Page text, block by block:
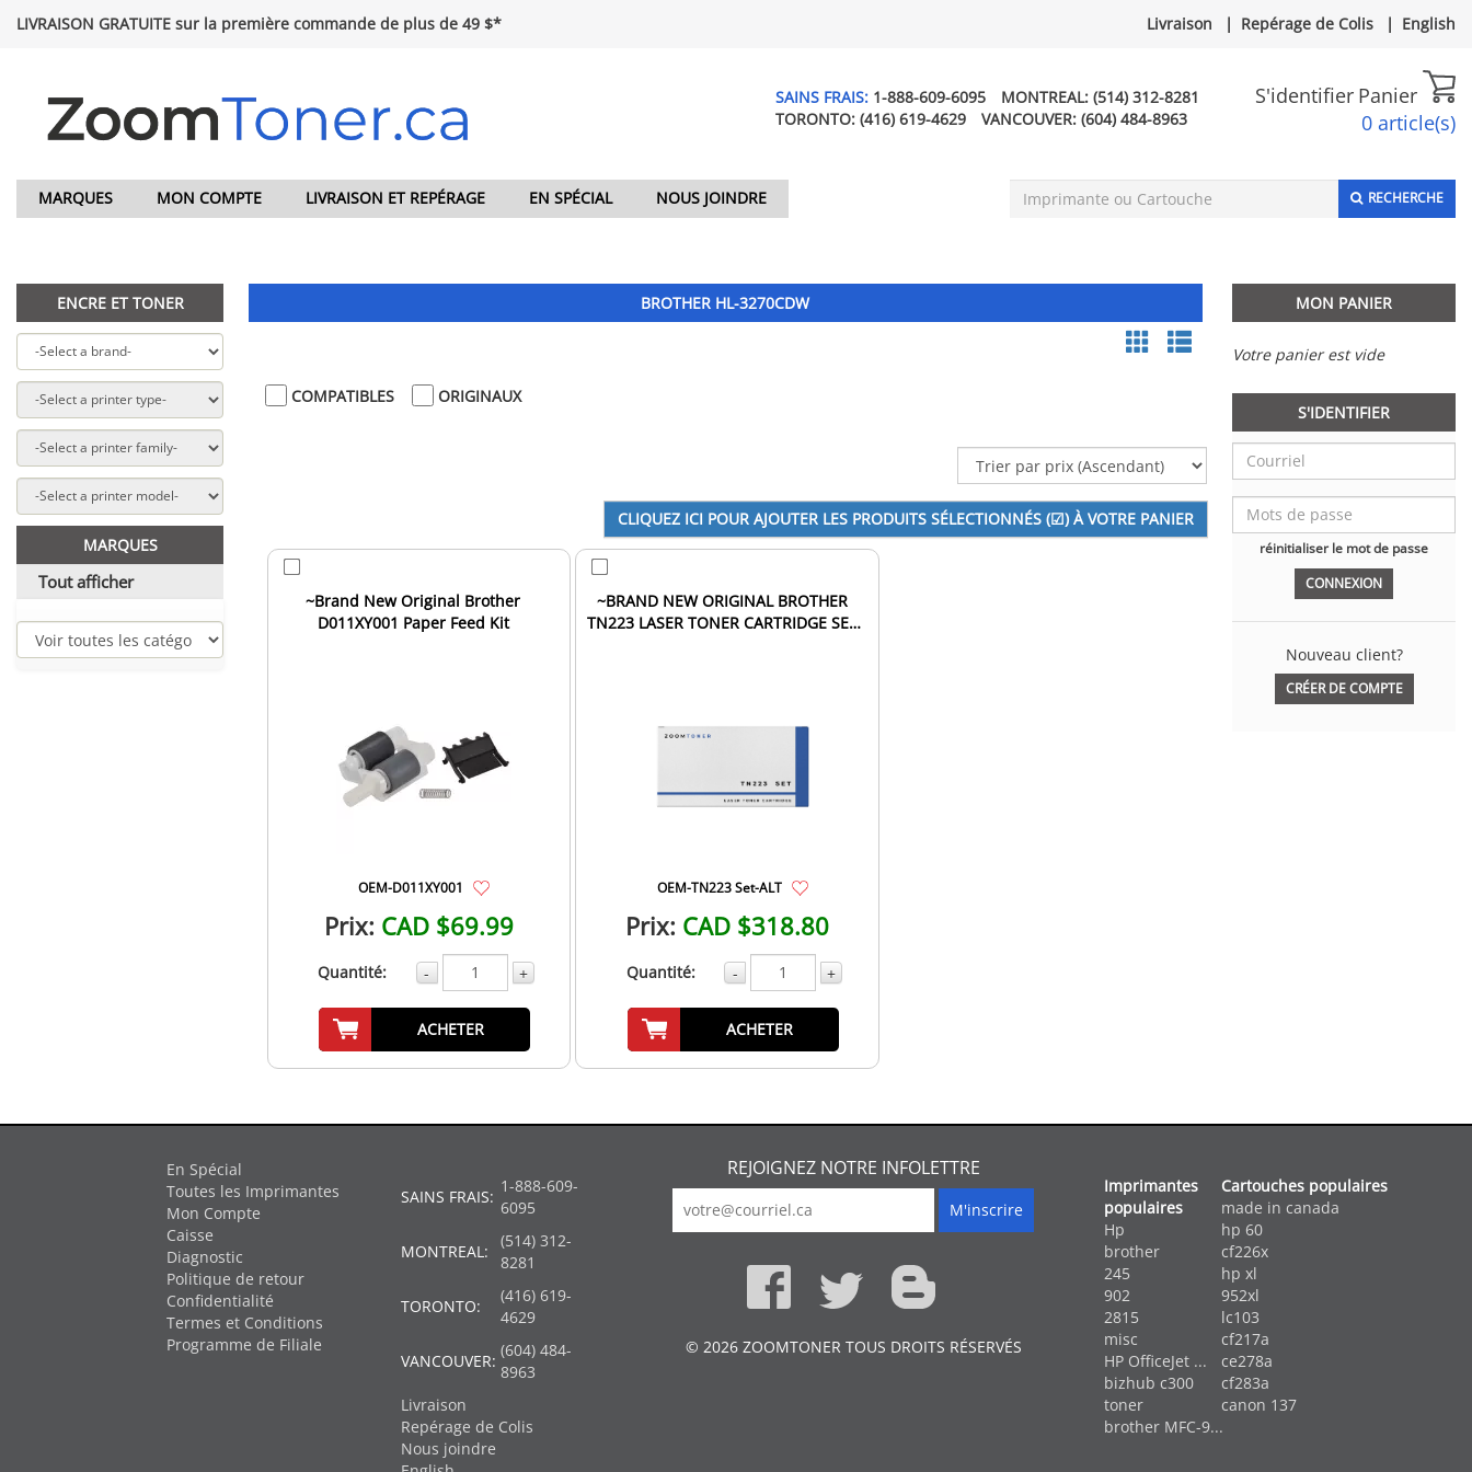
LIVRAISON GRATUITE sur la première commande de plus de 49 $* Livraison | Repérage de Colis | English
SAINS FRAIS: 1-888-609-6095 MONTREAL: (514) 312-8281
TORONTO: (416) 619-4629 VANCOUVER: (604) 484-8963
S'identifier Panier
0 article(s)
MARQUES MON COMPTE LIVRAISON ET REPÉRAGE EN SPÉCIAL NOUS JOINDRE RECHERCHE
ENCRE ET TONER
MARQUES
Tout afficher
BROTHER HL-3270CDW
COMPATIBLES ORIGINAUX
~Brand New Original Brother
D011XY001 Paper Feed Kit
OEM-D011XY001
Prix: CAD $69.99
Quantité: - +
ACHETER
~BRAND NEW ORIGINAL BROTHER
TN223 LASER TONER CARTRIDGE SET
OEM-TN223 Set-ALT
Prix: CAD $318.80
Quantité: - +
ACHETER
MON PANIER
Votre panier est vide
S'IDENTIFIER
réinitialiser le mot de passe
Nouveau client?
CRÉER DE COMPTE
En Spécial
Toutes les Imprimantes
Mon Compte
Caisse
Diagnostic
Politique de retour
Confidentialité
Termes et Conditions
Programme de Filiale
SAINS FRAIS:
1-888-609-
6095
MONTREAL:
(514) 312-
8281
TORONTO:
(416) 619-
4629
VANCOUVER:
(604) 484-
8963
Livraison
Repérage de Colis
Nous joindre
REJOIGNEZ NOTRE INFOLETTRE
© 2026 ZOOMTONER TOUS DROITS RÉSERVÉS
Imprimantes
populaires
Hp
brother
245
902
2815
misc
HP OfficeJet ...
bizhub c300
toner
brother MFC-9...
Cartouches populaires
made in canada
hp 60
cf226x
hp xl
952xl
lc103
cf217a
ce278a
cf283a
canon 137